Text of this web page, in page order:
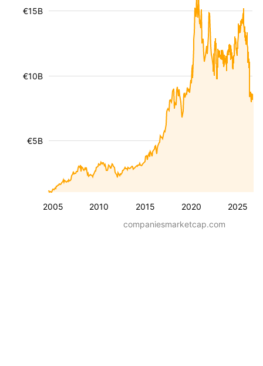
2005 2010 2015 2020 2025
€5B
€10B
€15B
companiesmarketcap.com